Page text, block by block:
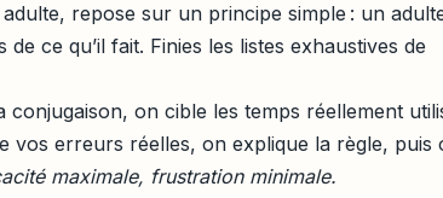
adulte, repose sur un principe simple : un
ce qu’il fait. Finies les listes exhaustives de
on cible les temps réellement
vos erreurs réelles, on explique la règle, puis
maximale, frustration minimale.